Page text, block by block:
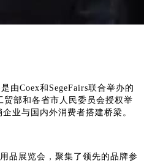
由Coex和SegeFairs联合举办的
部和各省市人民委员会授权举
业与国内外消费者搭建桥梁。
品展览会，聚集了领先的品牌参